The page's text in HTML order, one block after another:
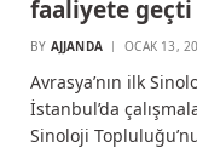
faaliyete geçti
BY AJJANDA OCAK 13,
Avrasya’nın ilk
İstanbul’da
Sinoloji